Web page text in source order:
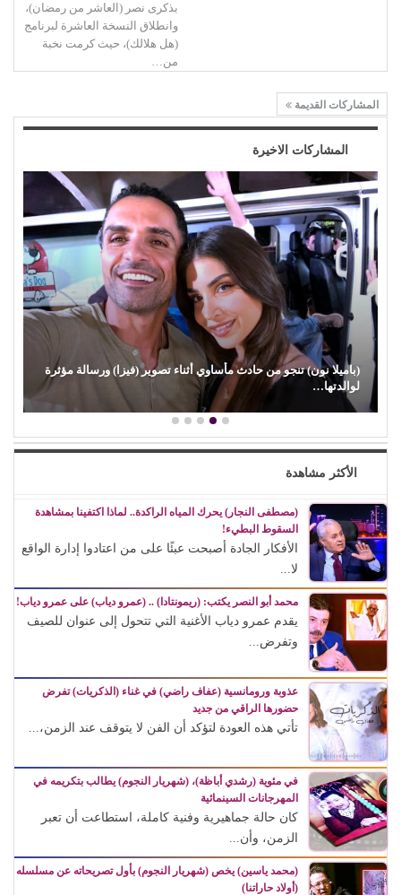
بذكرى نصر (العاشر من رمضان)،
وانطلاق النسخة العاشرة لبرنامج
(هل هلالك)، حيث كرمت نخبة
من…
المشاركات القديمة
المشاركات الاخيرة
(باميلا نون) تنجو من حادث مأساوي أثناء تصوير (فيزا) ورسالة مؤثرة
لوالدتها…
الأكثر مشاهدة
(مصطفى النجار) يحرك المياه الراكدة.. لماذا اكتفينا بمشاهدة
السقوط البطيء!
الأفكار الجادة أصبحت عبئًا على من اعتادوا إدارة الواقع
لا...
محمد أبو النصر يكتب: (ريمونتادا) .. (عمرو دياب) على عمرو دياب!
يقدم عمرو دياب الأغنية التي تتحول إلى عنوان للصيف
وتفرض...
عذوبة ورومانسية (عفاف راضي) في غناء (الذكريات) تفرض
حضورها الراقي من جديد
تأتي هذه العودة لتؤكد أن الفن لا يتوقف عند الزمن،...
في مئوية (رشدي أباظة)، (شهريار النجوم) يطالب بتكريمه في
المهرجانات السينمائية
كان حالة جماهيرية وفنية كاملة، استطاعت أن تعبر
الزمن، وأن...
(محمد ياسين) يخص (شهريار النجوم) بأول تصريحاته عن مسلسله
(أولاد حاراتنا)